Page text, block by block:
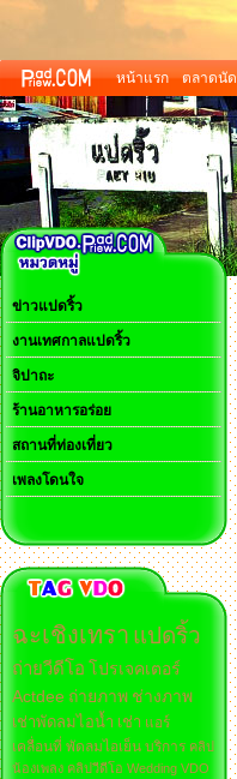
หน้าแรก ตลาดนั
ข่าวแปดริ้ว
งานเทศกาลแปดริ้ว
จิปาถะ
ร้านอาหารอร่อย
สถานที่ท่องเที่ยว
เพลงโดนใจ
ฉะเชิงเทรา แปดริ้ว
ถ่ายวีดีโอ โปรเจคเตอร์
Actdee ถ่ายภาพ ช่างภาพ
เช่าพัดลมไอน้ำ เช่า แอร์
เคลื่อนที่ พัดลมไอเย็น บริการ คลิป
น้องเพลง คลิปวีดีโอ Wedding VDO